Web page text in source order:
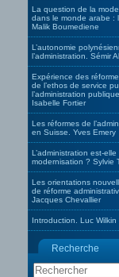
La question de la
dans le monde arabe :
Malik Boumediene
L’autonomie
l’administration. Sémir
Expérience des
de l’ethos de service
l’administration
Isabelle Fortier
Les réformes de
en Suisse. Yves Emery
L’administration est-
modernisation ? Sylvie
Les orientations
de réforme
Jacques Chevallier
Introduction. Luc
Recherche